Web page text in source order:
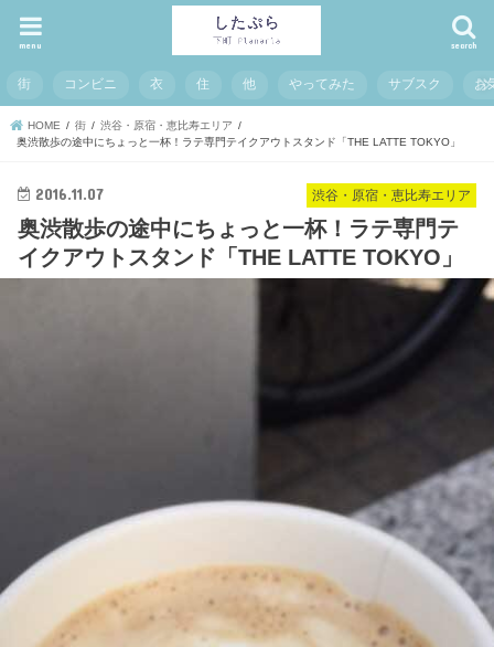
search
menu
街 コンビニ 衣 住 他 やってみた サブスク お
HOME 街
渋谷・原宿・恵比寿エリア
奥渋散歩の途中にちょっと一杯！ラテ専門テイクアウトスタンド「THE LATTE TOKYO」
渋谷・原宿・恵比寿エリア
2016.11.07
奥渋散歩の途中にちょっと一杯！ラテ専門テ
イクアウトスタンド「THE LATTE TOKYO」